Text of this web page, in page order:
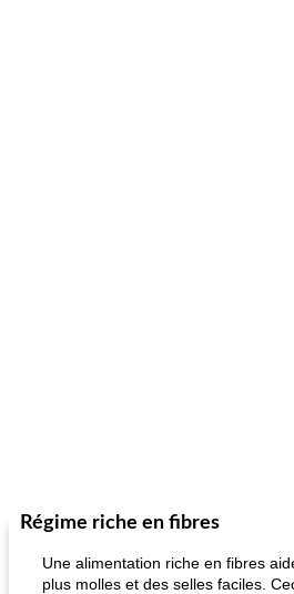
Régime riche en fibres
Une alimentation riche en fibres
plus molles et des selles faciles.